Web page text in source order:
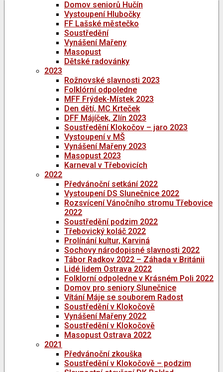
Domov seniorů Hučín
Vystoupení Hlubočky
FF Lašské městečko
Soustředění
Vynášení Mařeny
Masopust
Dětské radovánky
2023
Rožnovské slavnosti 2023
Folklórní odpoledne
MFF Frýdek-Místek 2023
Den dětí, MC Krteček
DFF Májíček, Zlín 2023
Soustředění Klokočov – jaro 2023
Vystoupení v MŠ
Vynášení Mařeny 2023
Masopust 2023
Karneval v Třebovicích
2022
Předvánoční setkání 2022
Vystoupení DS Slunečnice 2022
Rozsvícení Vánočního stromu Třebovice
2022
Soustředění podzim 2022
Třebovický koláč 2022
Prolínání kultur, Karviná
Sochovy národopisné slavnosti 2022
Tábor Radkov 2022 – Záhada v Británii
Lidé lidem Ostrava 2022
Folklorní odpoledne v Krásném Poli 2022
Domov pro seniory Slunečnice
Vítání Máje se souborem Radost
Soustředění v Klokočově
Vynášení Mařeny 2022
Soustředění v Klokočově
Masopust Ostrava 2022
2021
Předvánoční zkouška
Soustředění v Klokočově – podzim